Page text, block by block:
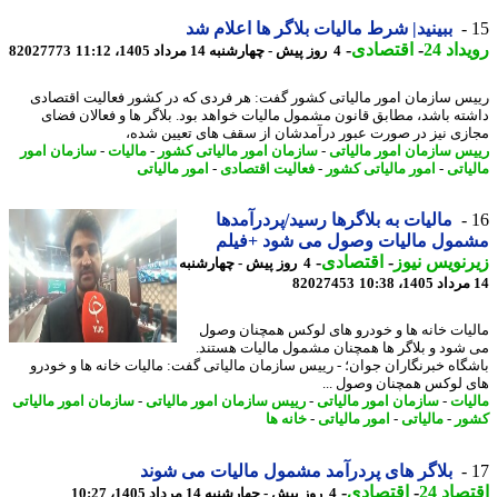
ببینید| شرط مالیات بلاگر ها اعلام شد
24
-اقتصادی-4 روز پیش - چهارشنبه 14 مرداد 1405، 11:12 82027773
سازمان امور مالیاتی کشور گفت: هر فردی که در کشور فعالیت اقتصادی
باشد، مطابق قانون مشمول مالیات خواهد بود. بلاگر ها و فعالان فضای
نیز در صورت عبور درآمدشان از سقف های تعیین شده،
سازمان امور مالیاتی-سازمان امور مالیاتی کشور-مالیات-سازمان امور
-امور مالیاتی کشور-فعالیت اقتصادی-امور مالیاتی
مالیات به بلاگرها رسید/پردرآمدها
مالیات وصول می شود +فیلم
نیوز-اقتصادی- 4 روز پیش - چهارشنبه
82027453
خانه ها و خودرو های لوکس همچنان وصول
و بلاگر ها همچنان مشمول مالیات هستند.
خبرنگاران جوان؛ - رییس سازمان مالیاتی گفت: مالیات خانه ها و خودرو
لوکس همچنان وصول ...
-سازمان امور مالیاتی-رییس سازمان امور مالیاتی-سازمان امور مالیاتی
-مالیاتی-امور مالیاتی-خانه ها
بلاگر های پردرآمد مشمول مالیات می شوند
24
-اقتصادی-4 روز پیش - چهارشنبه 14 مرداد 1405، 10:27